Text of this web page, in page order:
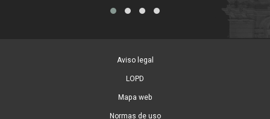
Aviso legal
LOPD
Mapa web
Normas de uso